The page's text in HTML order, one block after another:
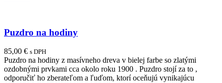
Puzdro na hodiny
85,00 € s DPH
Puzdro na hodiny z masívneho dreva v bielej farbe so zlatými
ozdobnými prvkami cca okolo roku 1900 . Puzdro stojí za to ,
odporučiť ho zberateľom a ľuďom, ktorí oceňujú vynikajúcu